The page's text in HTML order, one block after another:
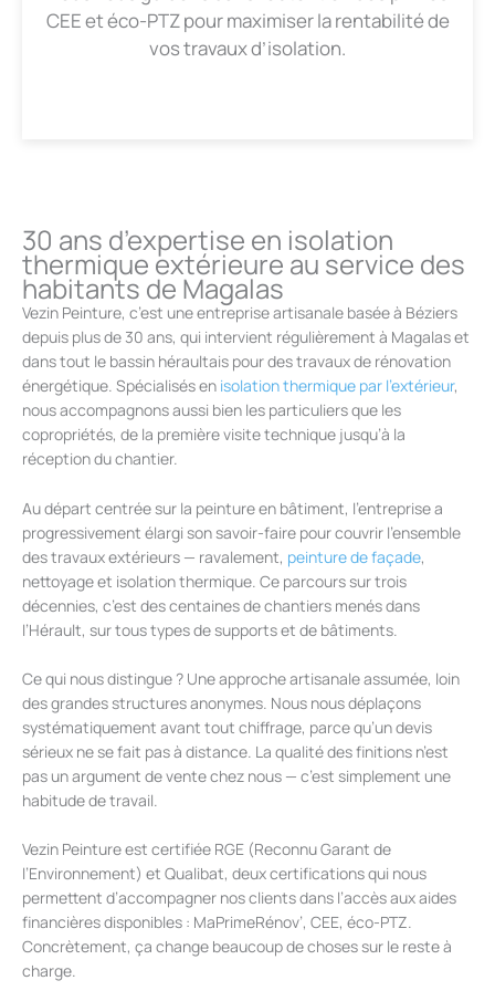
CEE et éco-PTZ pour maximiser la rentabilité de
vos travaux d’isolation.
30 ans d’expertise en isolation
thermique extérieure au service des
habitants de Magalas
Vezin Peinture, c’est une entreprise artisanale basée à Béziers
depuis plus de 30 ans, qui intervient régulièrement à Magalas et
dans tout le bassin héraultais pour des travaux de rénovation
énergétique. Spécialisés en isolation thermique par l'extérieur,
nous accompagnons aussi bien les particuliers que les
copropriétés, de la première visite technique jusqu’à la
réception du chantier.
Au départ centrée sur la peinture en bâtiment, l’entreprise a
progressivement élargi son savoir-faire pour couvrir l’ensemble
des travaux extérieurs — ravalement, peinture de façade,
nettoyage et isolation thermique. Ce parcours sur trois
décennies, c’est des centaines de chantiers menés dans
l’Hérault, sur tous types de supports et de bâtiments.
Ce qui nous distingue ? Une approche artisanale assumée, loin
des grandes structures anonymes. Nous nous déplaçons
systématiquement avant tout chiffrage, parce qu’un devis
sérieux ne se fait pas à distance. La qualité des finitions n’est
pas un argument de vente chez nous — c’est simplement une
habitude de travail.
Vezin Peinture est certifiée RGE (Reconnu Garant de
l’Environnement) et Qualibat, deux certifications qui nous
permettent d’accompagner nos clients dans l’accès aux aides
financières disponibles : MaPrimeRénov’, CEE, éco-PTZ.
Concrètement, ça change beaucoup de choses sur le reste à
charge.